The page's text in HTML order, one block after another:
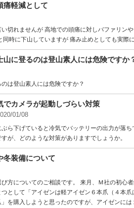
痛軽減として
切れませんが 高地での頭痛に対しバファリン
同時に下山していますが 痛み止めとしても実際
山に登るのは登山素人には危険ですか
は登山素人には危険ですか？
でカメラが起動しづらい対策
01/08
ら下げていると冷気でバッテリーの出力が落
が、どのような対策がありますでしょうか。
冬装備について
方についてのご相談です。 来月、Ｍ社の初心
つとして「アイゼンは軽アイゼン６本爪（４本
」を購入しようと思ったのですが、アイゼンに